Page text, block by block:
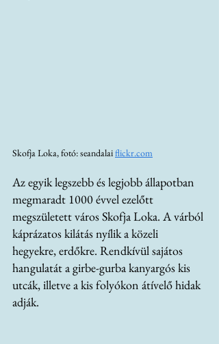
Skofja Loka, fotó: seandalai flickr.com
Az egyik legszebb és legjobb állapotban
megmaradt 1000 évvel ezelőtt
megszületett város Skofja Loka. A várból
káprázatos kilátás nyílik a közeli
hegyekre, erdőkre. Rendkívül sajátos
hangulatát a girbe-gurba kanyargós kis
utcák, illetve a kis folyókon átívelő hidak
adják.